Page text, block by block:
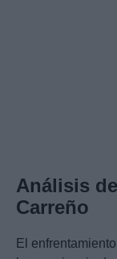
Análisis
Carreño
El